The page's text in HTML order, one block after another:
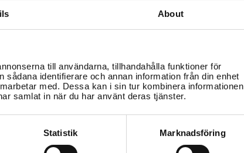
About
till användarna, tillhandahålla funktioner för
identifierare och annan information från din enhet
med. Dessa kan i sin tur kombinera informationen
samlat in när du har använt deras tjänster.
Statistik Marknadsföring